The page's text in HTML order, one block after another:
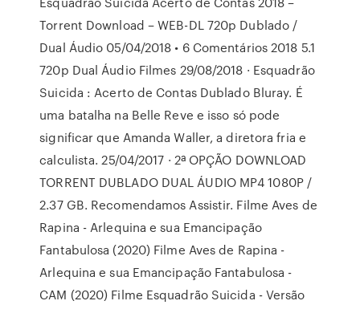
Torrent Download – WEB-DL 720p Dublado /
Dual Áudio 05/04/2018 • 6 Comentários 2018 5.1
720p Dual Áudio Filmes 29/08/2018 · Esquadrão
Suicida : Acerto de Contas Dublado Bluray. É
uma batalha na Belle Reve e isso só pode
significar que Amanda Waller, a diretora fria e
calculista. 25/04/2017 · 2ª OPÇÃO DOWNLOAD
TORRENT DUBLADO DUAL ÁUDIO MP4 1080P /
2.37 GB. Recomendamos Assistir. Filme Aves de
Rapina - Arlequina e sua Emancipação
Fantabulosa (2020) Filme Aves de Rapina -
Arlequina e sua Emancipação Fantabulosa -
CAM (2020) Filme Esquadrão Suicida - Versão